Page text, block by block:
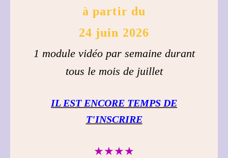
à partir du
24 juin 2026
1 module vidéo par semaine durant
tous le mois de juillet
IL EST ENCORE TEMPS DE
T'INSCRIRE
★★★★